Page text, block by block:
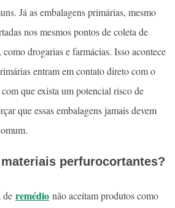
Já as embalagens primárias, mesmo
nos mesmos pontos de coleta de
drogarias e farmácias. Isso acontece
entram em contato direto com o
que exista um potencial risco de
que essas embalagens jamais devem
perfurocortantes?
de remédio não aceitam produtos como